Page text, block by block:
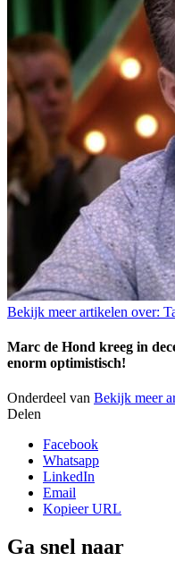
Bekijk meer artikelen over:
Marc de Hond kreeg in
enorm optimistisch!
Onderdeel van Bekijk meer
Delen
Facebook
Whatsapp
LinkedIn
Email
Kopieer URL
Ga snel naar